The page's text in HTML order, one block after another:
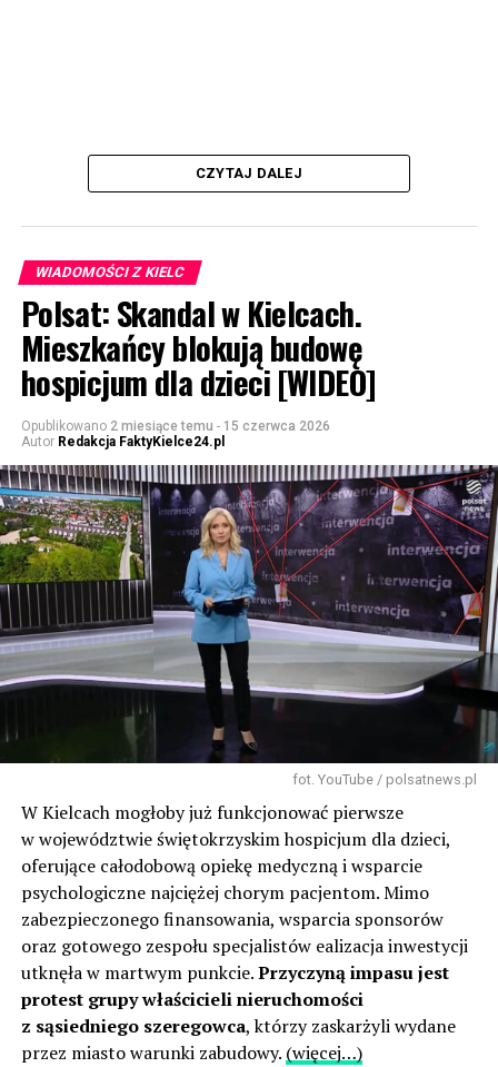
CZYTAJ DALEJ
WIADOMOŚCI Z KIELC
Polsat: Skandal w Kielcach.
Mieszkańcy blokują budowę
hospicjum dla dzieci [WIDEO]
Opublikowano 2 miesiące temu - 15 czerwca 2026
Autor Redakcja FaktyKielce24.pl
fot. YouTube / polsatnews.pl
W Kielcach mogłoby już funkcjonować pierwsze
w województwie świętokrzyskim hospicjum dla dzieci,
oferujące całodobową opiekę medyczną i wsparcie
psychologiczne najciężej chorym pacjentom. Mimo
zabezpieczonego finansowania, wsparcia sponsorów
oraz gotowego zespołu specjalistów ealizacja inwestycji
utknęła w martwym punkcie.Przyczyną impasu jest
protest grupy właścicieli nieruchomości
z sąsiedniego szeregowca, którzy zaskarżyli wydane
przez miasto warunki zabudowy. (więcej…)